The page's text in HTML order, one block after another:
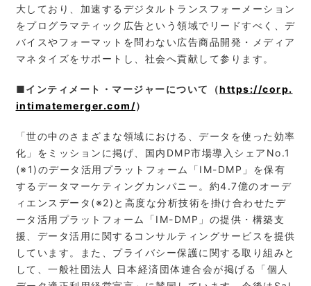
大しており、加速するデジタルトランスフォーメーション
をプログラマティック広告という領域でリードすべく、デ
バイスやフォーマットを問わない広告商品開発・メディア
マネタイズをサポートし、社会へ貢献して参ります。
■インティメート・マージャーについて（https://corp.
intimatemerger.com/）
「世の中のさまざまな領域における、データを使った効率
化」をミッションに掲げ、国内DMP市場導入シェアNo.1
(※1)のデータ活用プラットフォーム「IM-DMP」を保有
するデータマーケティングカンパニー。約4.7億のオーデ
ィエンスデータ(※2)と高度な分析技術を掛け合わせたデ
ータ活用プラットフォーム「IM-DMP」の提供・構築支
援、データ活用に関するコンサルティングサービスを提供
しています。また、プライバシー保護に関する取り組みと
して、一般社団法人 日本経済団体連合会が掲げる「個人